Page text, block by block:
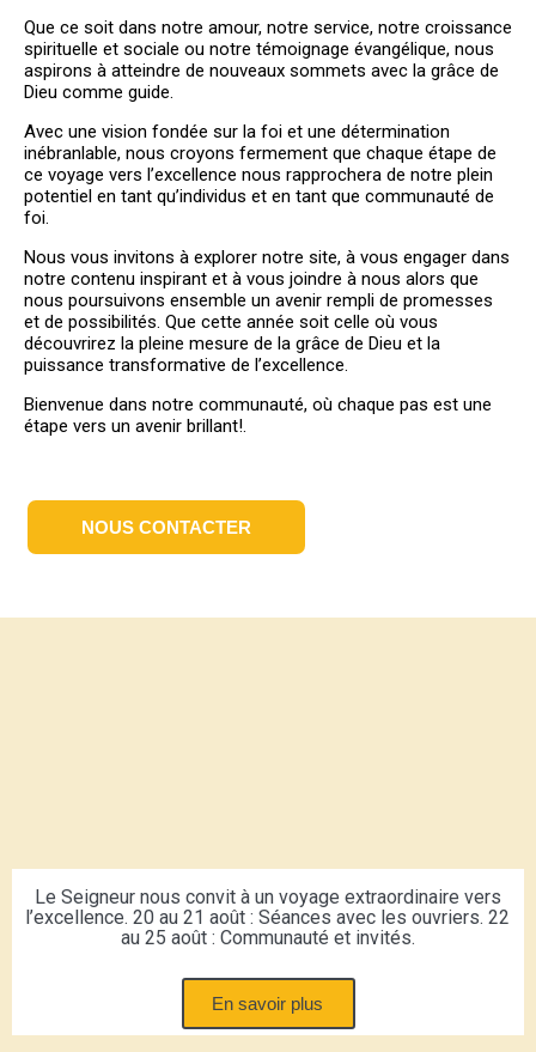
Que ce soit dans notre amour, notre service, notre croissance
spirituelle et sociale ou notre témoignage évangélique, nous
aspirons à atteindre de nouveaux sommets avec la grâce de
Dieu comme guide.
Avec une vision fondée sur la foi et une détermination
inébranlable, nous croyons fermement que chaque étape de
ce voyage vers l’excellence nous rapprochera de notre plein
potentiel en tant qu’individus et en tant que communauté de
foi.
Nous vous invitons à explorer notre site, à vous engager dans
notre contenu inspirant et à vous joindre à nous alors que
nous poursuivons ensemble un avenir rempli de promesses
et de possibilités. Que cette année soit celle où vous
découvrirez la pleine mesure de la grâce de Dieu et la
puissance transformative de l’excellence.
Bienvenue dans notre communauté, où chaque pas est une
étape vers un avenir brillant!.
NOUS CONTACTER
Le Seigneur nous convit à un voyage extraordinaire vers
l’excellence. 20 au 21 août : Séances avec les ouvriers. 22
au 25 août : Communauté et invités.
En savoir plus